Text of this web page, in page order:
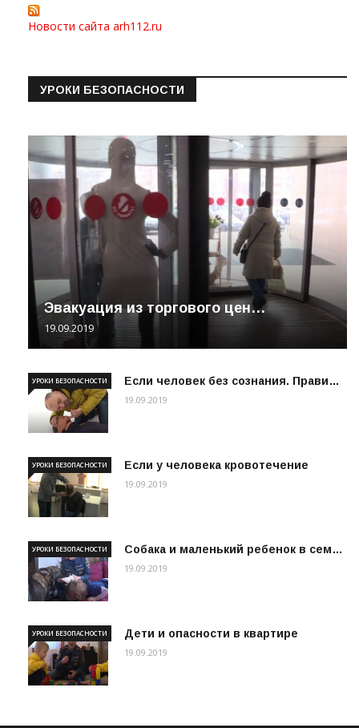
Новости сайта arh112.ru
УРОКИ БЕЗОПАСНОСТИ
Эвакуация из торгового цен…
19.09.2019
Если человек без сознания. Прави…
УРОКИ БЕЗОПАСНОСТИ
19.09.2019
Если у человека кровотечение
УРОКИ БЕЗОПАСНОСТИ
19.09.2019
Собака и маленький ребенок в сем…
УРОКИ БЕЗОПАСНОСТИ
19.09.2019
Дети и опасности в квартире
УРОКИ БЕЗОПАСНОСТИ
19.09.2019